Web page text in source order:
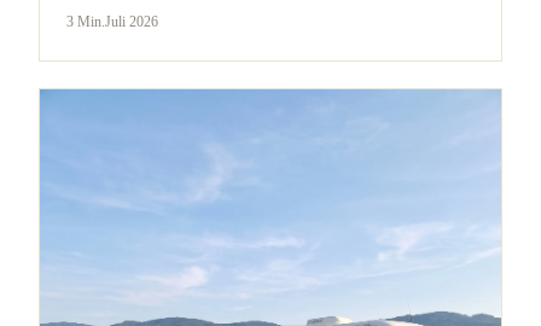
3 Min.Juli 2026